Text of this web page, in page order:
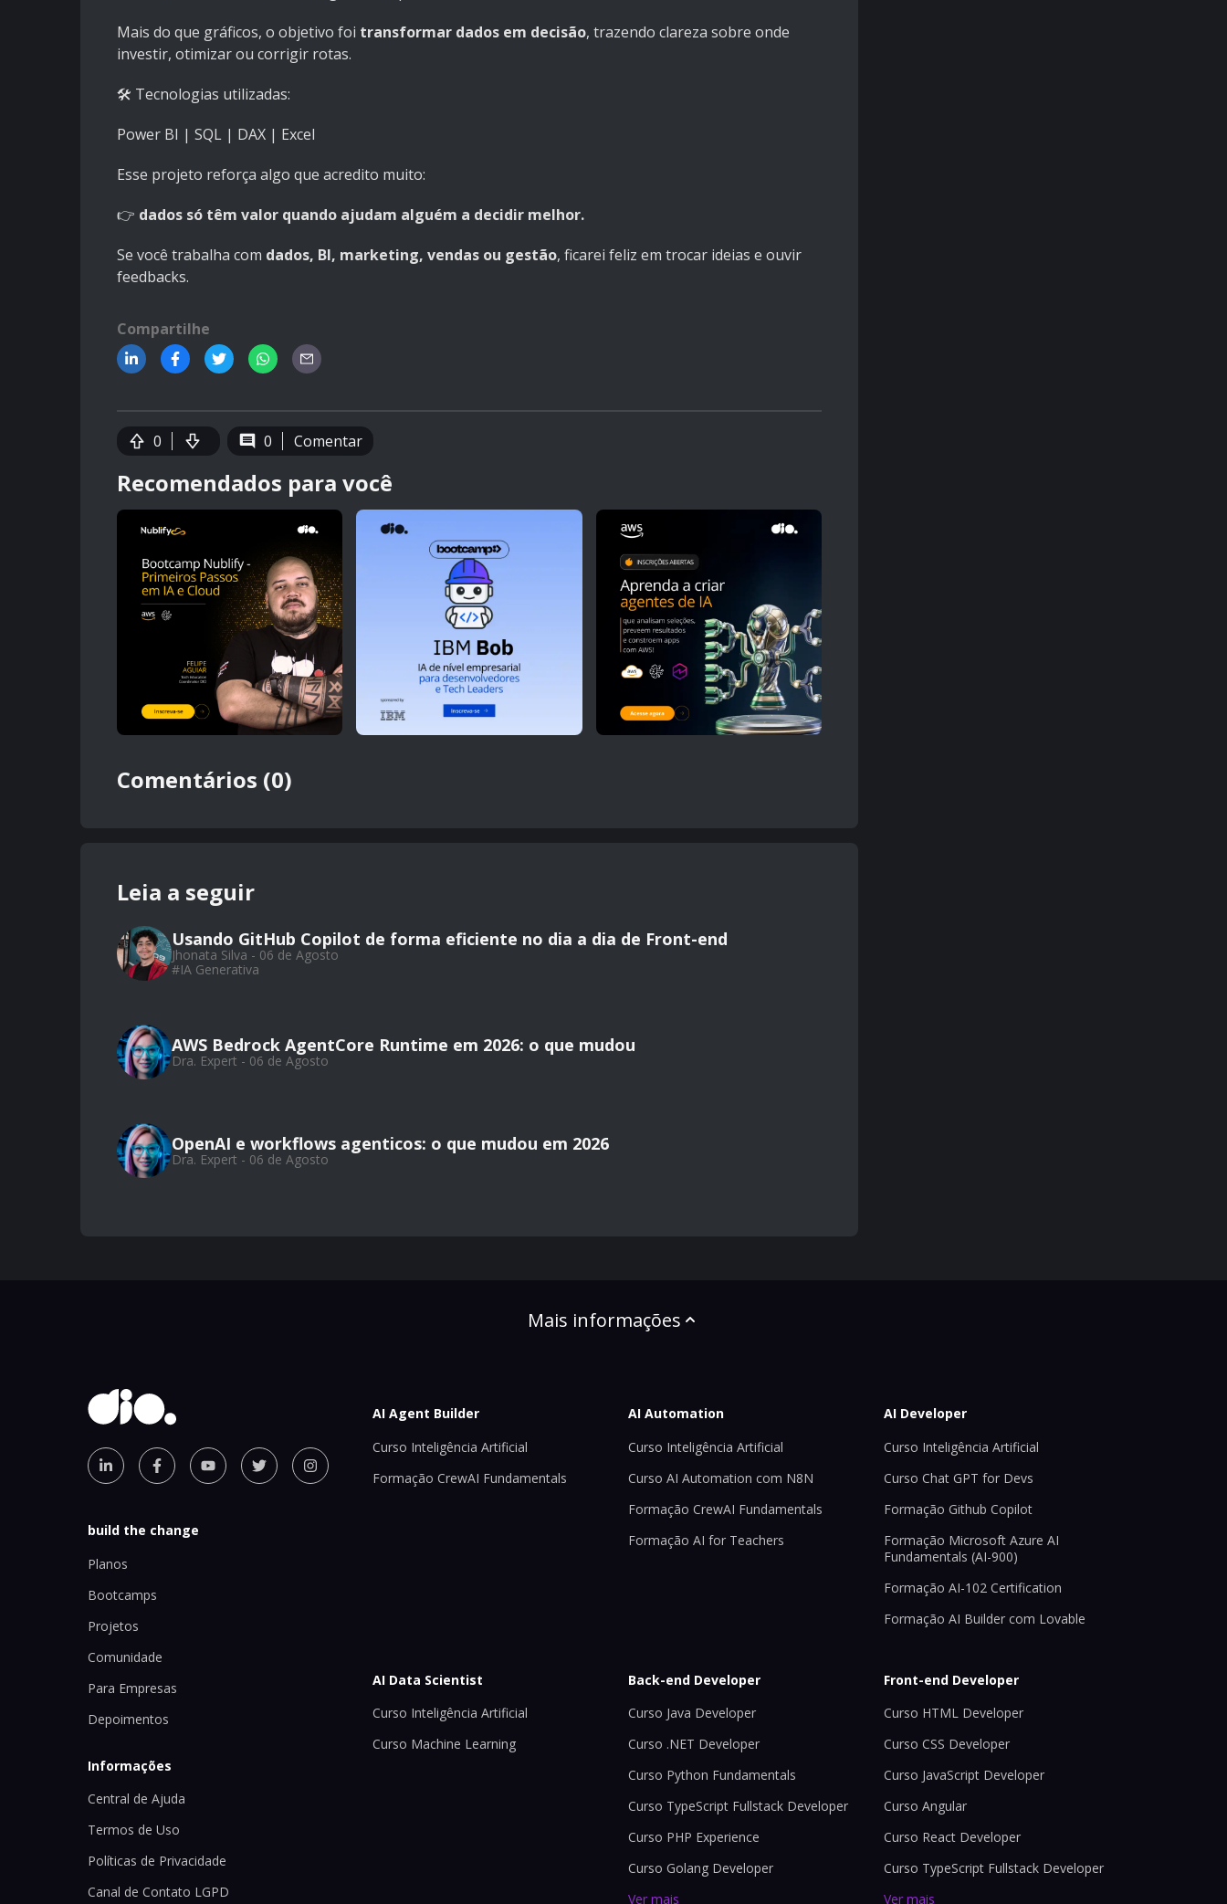
Mais do que gráficos, o objetivo foi transformar dados em decisão, trazendo clareza sobre onde
investir, otimizar ou corrigir rotas.
🛠️ Tecnologias utilizadas:
Power BI | SQL | DAX | Excel
Esse projeto reforça algo que acredito muito:
👉 dados só têm valor quando ajudam alguém a decidir melhor.
Se você trabalha com dados, BI, marketing, vendas ou gestão, ficarei feliz em trocar ideias e ouvir
feedbacks.
Compartilhe
0 0 Comentar
Recomendados para você
Comentários (0)
Leia a seguir
Usando GitHub Copilot de forma eficiente no dia a dia de Front-end
Jhonata Silva - 06 de Agosto
#IA Generativa
AWS Bedrock AgentCore Runtime em 2026: o que mudou
Dra. Expert - 06 de Agosto
OpenAI e workflows agenticos: o que mudou em 2026
Dra. Expert - 06 de Agosto
Mais informações
build the change
Planos
Bootcamps
Projetos
Comunidade
Para Empresas
Depoimentos
Informações
Central de Ajuda
Termos de Uso
Políticas de Privacidade
Canal de Contato LGPD
AI Agent Builder
Curso Inteligência Artificial
Formação CrewAI Fundamentals
AI Automation
Curso Inteligência Artificial
Curso AI Automation com N8N
Formação CrewAI Fundamentals
Formação AI for Teachers
AI Developer
Curso Inteligência Artificial
Curso Chat GPT for Devs
Formação Github Copilot
Formação Microsoft Azure AI
Fundamentals (AI-900)
Formação AI-102 Certification
Formação AI Builder com Lovable
AI Data Scientist
Curso Inteligência Artificial
Curso Machine Learning
Back-end Developer
Curso Java Developer
Curso .NET Developer
Curso Python Fundamentals
Curso TypeScript Fullstack Developer
Curso PHP Experience
Curso Golang Developer
Ver mais
Front-end Developer
Curso HTML Developer
Curso CSS Developer
Curso JavaScript Developer
Curso Angular
Curso React Developer
Curso TypeScript Fullstack Developer
Ver mais